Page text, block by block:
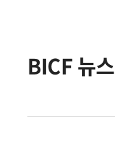
대 수상작BICF 뉴스